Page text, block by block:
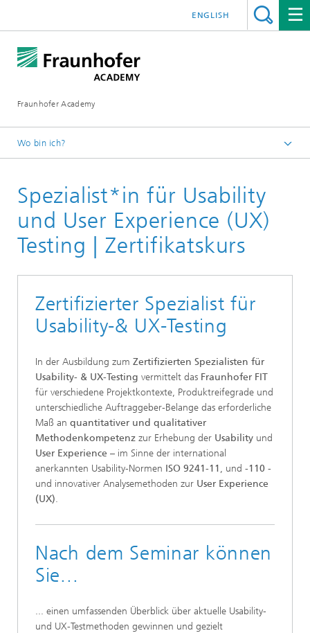
Fraunhofer Academy
ENGLISH
Wo bin ich?
Weiterbildung
Innovationsmanagement
Spezialist*in für Usability
und User Experience (UX)
Testing | Zertifikatskurs
Zertifizierter Spezialist für
Usability-& UX-Testing
In der Ausbildung zum Zertifizierten Spezialisten für
Usability- & UX-Testing vermittelt das Fraunhofer FIT
für verschiedene Projektkontexte, Produktreifegrade und
unterschiedliche Auftraggeber-Belange das erforderliche
Maß an quantitativer und qualitativer
Methodenkompetenz zur Erhebung der Usability und
User Experience – im Sinne der international
anerkannten Usability-Normen ISO 9241-11, und -110 -
und innovativer Analysemethoden zur User Experience
(UX).
Nach dem Seminar können
Sie...
... einen umfassenden Überblick über aktuelle Usability-
und UX-Testmethoden gewinnen und gezielt